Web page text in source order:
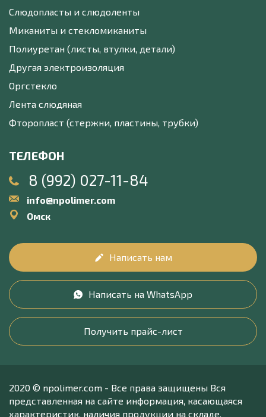
Слюдопласты и слюдоленты
Миканиты и стекломиканиты
Полиуретан (листы, втулки, детали)
Другая электроизоляция
Оргстекло
Лента слюдяная
Фторопласт (стержни, пластины, трубки)
ТЕЛЕФОН
8 (992) 027-11-84
info@npolimer.com
Омск
Написать нам
Написать на WhatsApp
Получить прайс-лист
2020 © npolimer.com - Все права защищены Вся
представленная на сайте информация, касающаяся
характеристик, наличия продукции на складе,